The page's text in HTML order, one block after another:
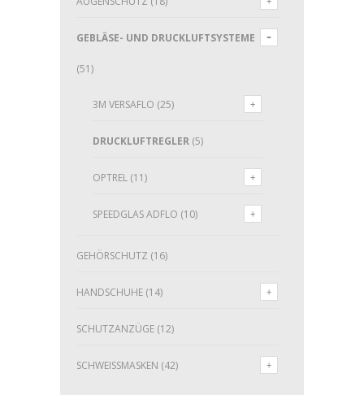
GEBLÄSE- UND DRUCKLUFTSYSTEME
(51)
3M VERSAFLO (25)
DRUCKLUFTREGLER (5)
OPTREL (11)
SPEEDGLAS ADFLO (10)
GEHÖRSCHUTZ (16)
HANDSCHUHE (14)
SCHUTZANZÜGE (12)
SCHWEISSMASKEN (42)